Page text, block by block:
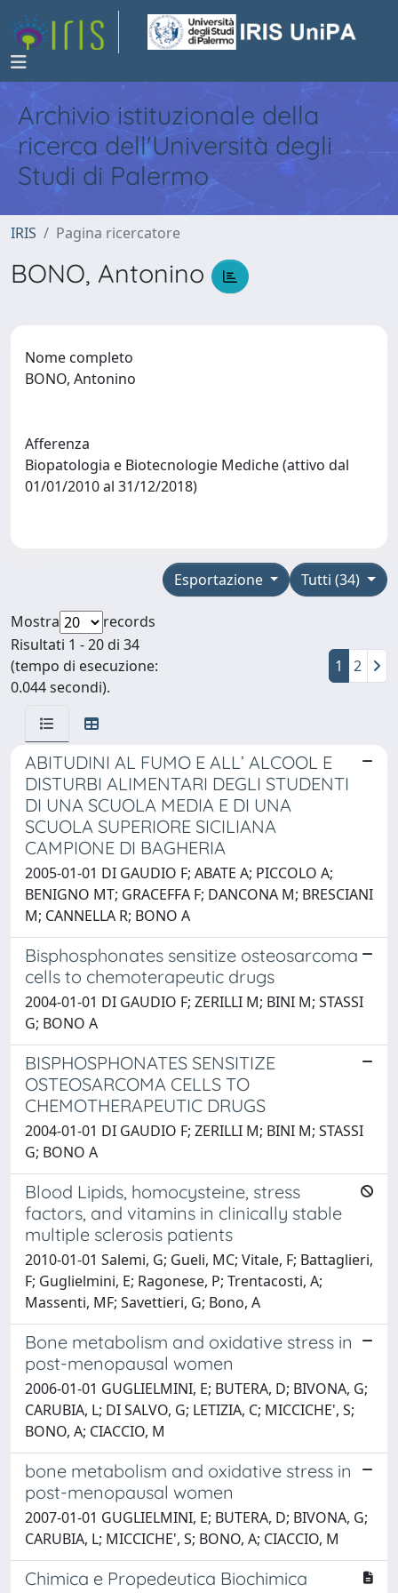
Archivio istituzionale della
ricerca dell'Università degli
Studi di Palermo
IRIS Pagina ricercatore
BONO, Antonino
Nome completo
BONO, Antonino
Afferenza
Biopatologia e Biotecnologie Mediche (attivo dal
01/01/2010 al 31/12/2018)
Tutti (34)
Esportazione
Mostra
records
Risultati 1 - 20 di 34
(tempo di esecuzione:
0.044 secondi).
1 2
ABITUDINI AL FUMO E ALL’ ALCOOL E
DISTURBI ALIMENTARI DEGLI STUDENTI
DI UNA SCUOLA MEDIA E DI UNA
SCUOLA SUPERIORE SICILIANA
CAMPIONE DI BAGHERIA
2005-01-01 DI GAUDIO F; ABATE A; PICCOLO A;
BENIGNO MT; GRACEFFA F; DANCONA M; BRESCIANI
M; CANNELLA R; BONO A
Bisphosphonates sensitize osteosarcoma
cells to chemoterapeutic drugs
2004-01-01 DI GAUDIO F; ZERILLI M; BINI M; STASSI
G; BONO A
BISPHOSPHONATES SENSITIZE
OSTEOSARCOMA CELLS TO
CHEMOTHERAPEUTIC DRUGS
2004-01-01 DI GAUDIO F; ZERILLI M; BINI M; STASSI
G; BONO A
Blood Lipids, homocysteine, stress
factors, and vitamins in clinically stable
multiple sclerosis patients
2010-01-01 Salemi, G; Gueli, MC; Vitale, F; Battaglieri,
F; Guglielmini, E; Ragonese, P; Trentacosti, A;
Massenti, MF; Savettieri, G; Bono, A
Bone metabolism and oxidative stress in
post-menopausal women
2006-01-01 GUGLIELMINI, E; BUTERA, D; BIVONA, G;
CARUBIA, L; DI SALVO, G; LETIZIA, C; MICCICHE', S;
BONO, A; CIACCIO, M
bone metabolism and oxidative stress in
post-menopausal women
2007-01-01 GUGLIELMINI, E; BUTERA, D; BIVONA, G;
CARUBIA, L; MICCICHE', S; BONO, A; CIACCIO, M
Chimica e Propedeutica Biochimica